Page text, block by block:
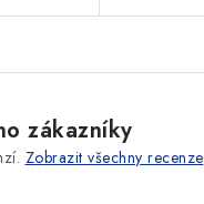
zákazníky
Zobrazit všechny recenze